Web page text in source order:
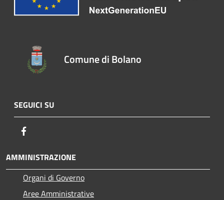
Comune di Bolano
SEGUICI SU
AMMINISTRAZIONE
Organi di Governo
Aree Amministrative